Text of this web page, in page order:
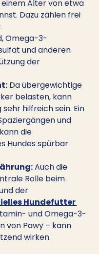
Alter von etwa
Dazu zählen frei
Omega-3-
und anderen
der
Da übergewichtige
belasten, kann
hilfreich sein. Ein
und
die
Hundes spürbar
Auch die
Rolle beim
der
Hundefutter
und Omega-3-
von Pawy – kann
wirken.